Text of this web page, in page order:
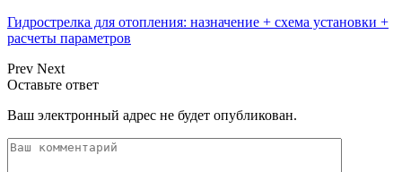
Гидрострелка для отопления: назначение + схема установки +
расчеты параметров
Prev Next
Оставьте ответ
Ваш электронный адрес не будет опубликован.